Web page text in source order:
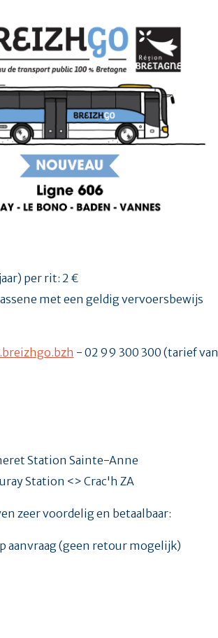
per rit: 2 €
met een geldig vervoersbewijs
- 02 99 300 300 (tarief van
Station Sainte-Anne
Station <> Crac'h ZA
zeer voordelig en betaalbaar:
aanvraag (geen retour mogelijk)